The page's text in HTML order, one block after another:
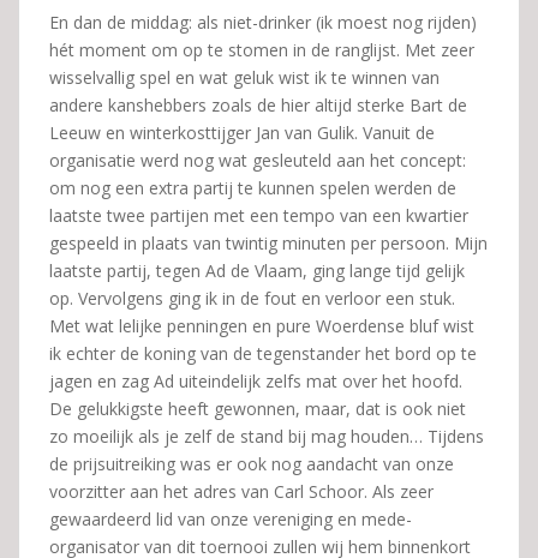
En dan de middag: als niet-drinker (ik moest nog rijden)
hét moment om op te stomen in de ranglijst. Met zeer
wisselvallig spel en wat geluk wist ik te winnen van
andere kanshebbers zoals de hier altijd sterke Bart de
Leeuw en winterkosttijger Jan van Gulik. Vanuit de
organisatie werd nog wat gesleuteld aan het concept:
om nog een extra partij te kunnen spelen werden de
laatste twee partijen met een tempo van een kwartier
gespeeld in plaats van twintig minuten per persoon. Mijn
laatste partij, tegen Ad de Vlaam, ging lange tijd gelijk
op. Vervolgens ging ik in de fout en verloor een stuk.
Met wat lelijke penningen en pure Woerdense bluf wist
ik echter de koning van de tegenstander het bord op te
jagen en zag Ad uiteindelijk zelfs mat over het hoofd.
De gelukkigste heeft gewonnen, maar, dat is ook niet
zo moeilijk als je zelf de stand bij mag houden… Tijdens
de prijsuitreiking was er ook nog aandacht van onze
voorzitter aan het adres van Carl Schoor. Als zeer
gewaardeerd lid van onze vereniging en mede-
organisator van dit toernooi zullen wij hem binnenkort